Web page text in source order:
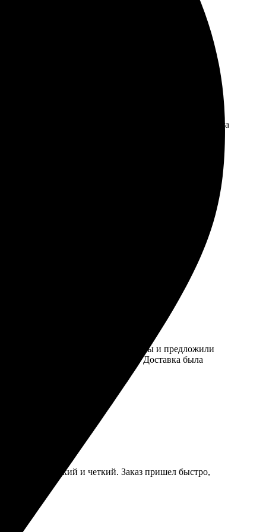
отобрал нужные изображения. Менеджеры
ожидания, рекомендую друзьям.
Качество печати оказалось отличным, цвета
подсказала оптимальные размеры. Качество
быстро ответили на все вопросы и предложили
размер и оформила заказ. Доставка была
рисунок яркий и четкий. Заказ пришел быстро,